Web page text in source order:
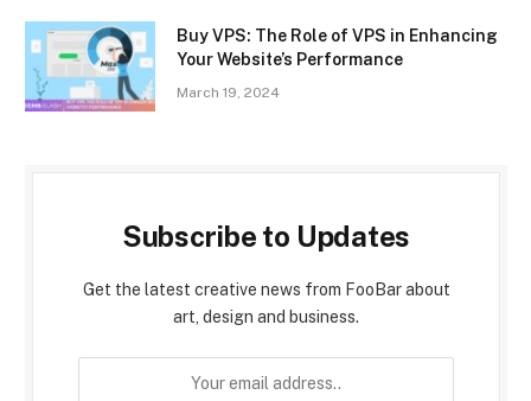
Buy VPS: The Role of VPS in Enhancing
Your Website’s Performance
March 19, 2024
Subscribe to Updates
Get the latest creative news from FooBar about
art, design and business.